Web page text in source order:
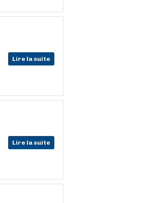
Lire la suite
Lire la suite